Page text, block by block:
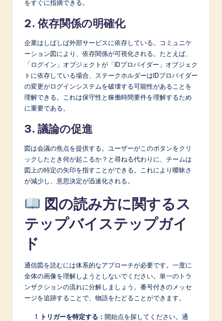
をすぐに指摘できる。
2. 依存関係の明確化
企業はしばしば外部サービスに依存している。コミュニケ
ーション図により、依存関係が可視化される。たとえば、
「ログイン」オブジェクトが「IDプロバイダー」オブジェク
トに依存している場合、ステークホルダーはIDプロバイダー
の変更がログインシステムを破壊する可能性があることを
理解できる。これは保守性と稼働時間要件を理解するため
に重要である。
3. 議論の促進
図は会議の焦点を提供する。ユーザーがこのボタンをクリ
ックしたとき何が起こるか？と尋ねる代わりに、チームは
図上の特定の矢印を指すことができる。これにより曖昧さ
が減少し、意思決定が迅速化される。
図の読み方に関するス
テップバイステップガイ
ド
通信図を読むには体系的なアプローチが必要です。一度に
全体の画像を理解しようとしないでください。単一のトラ
ンザクションの流れに分解しましょう。番号付きのメッセ
ージを追跡することで、物語をたどることができます。
トリガーを特定する： 開始点を探してください。通